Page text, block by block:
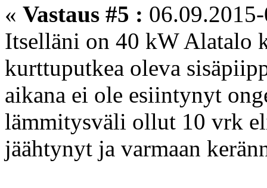
« Vastaus #5 :
Itselläni on 40 kW Alatalo
kurttuputkea oleva
aikana ei ole esiintynyt
lämmitysväli ollut 10 vrk
jäähtynyt ja varmaan